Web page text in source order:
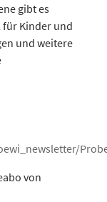
gibt es
Kinder und
und weitere
von